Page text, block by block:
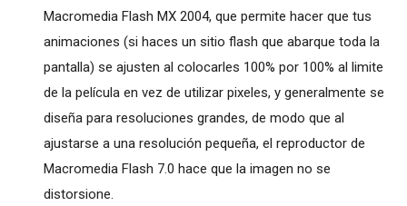
Macromedia Flash MX 2004, que permite hacer que tus
animaciones (si haces un sitio flash que abarque toda la
pantalla) se ajusten al colocarles 100% por 100% al limite
de la película en vez de utilizar pixeles, y generalmente se
diseña para resoluciones grandes, de modo que al
ajustarse a una resolución pequeña, el reproductor de
Macromedia Flash 7.0 hace que la imagen no se
distorsione.